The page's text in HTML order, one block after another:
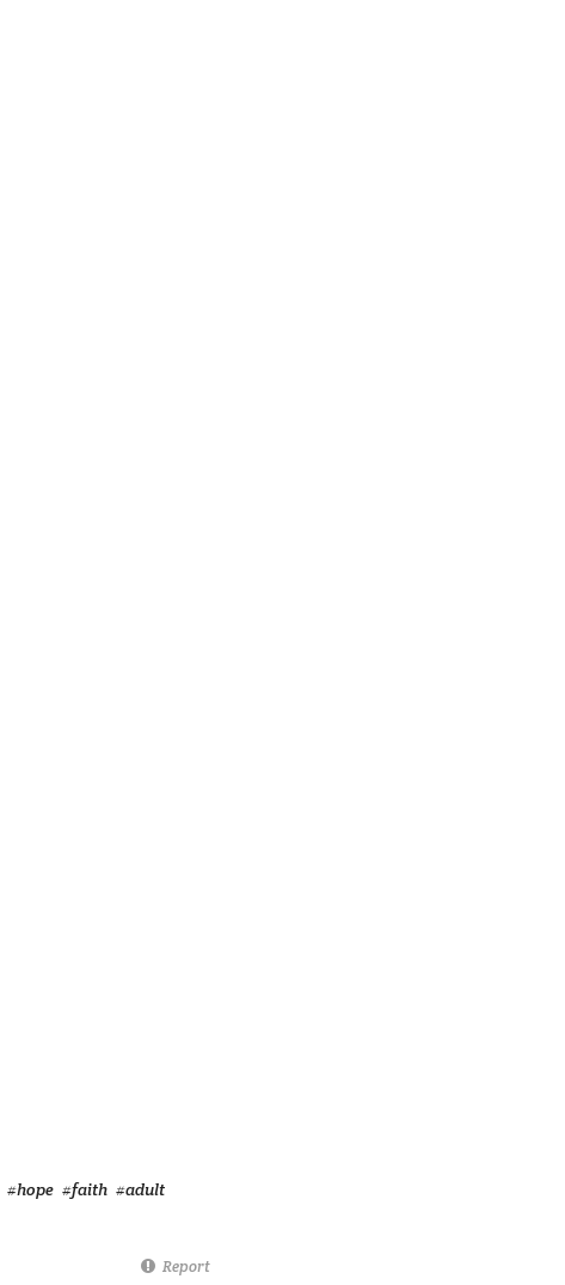
#hope #faith #adult
Report